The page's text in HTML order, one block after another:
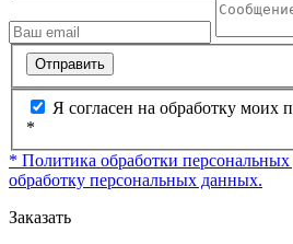
Отправить
Я согласен на обработку моих
*
* Политика обработки
обработку персональных данных.
Заказать